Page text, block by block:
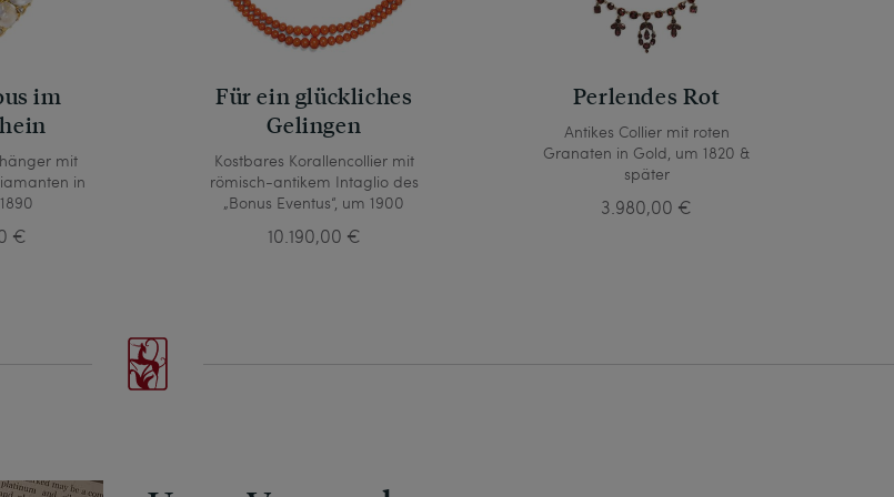
im
mit
in
€
Für ein glückliches
Gelingen
Kostbares Korallencollier mit
römisch-antikem Intaglio des
„Bonus Eventus“, um 1900
10.190,00 €
Perlendes Rot
Antikes Collier mit roten
Granaten in Gold, um 1820 &
später
3.980,00 €